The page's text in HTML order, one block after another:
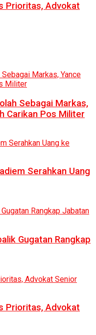
Prioritas, Advokat
Sebagai Markas,
Carikan Pos Militer
Serahkan Uang
Gugatan Rangkap
Prioritas, Advokat